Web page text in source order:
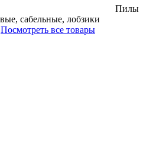
Пилы
сабельные, лобзики
Посмотреть все товары